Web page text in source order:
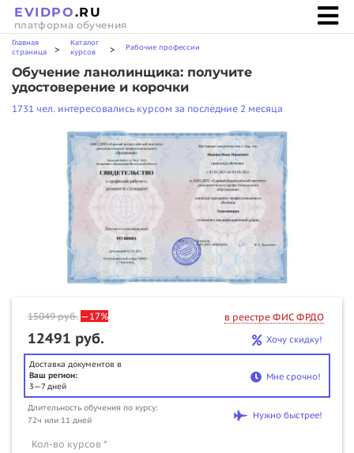
EVIDPO.RU
платформа обучения
Главная
страница
>
Каталог
курсов
> Рабочие профессии
Обучение ланолинщика: получите
удостоверение и корочки
1731 чел. интересовались курсом за последние 2 месяца
15049руб. —17% в реестре ФИС ФРДО
12491 руб. Хочу скидку!
Доставка документов в
Ваш регион:
3—7 дней
Мне срочно!
Длительность обучения по курсу:
72ч или 11 дней
Нужно быстрее!
Кол-во курсов *